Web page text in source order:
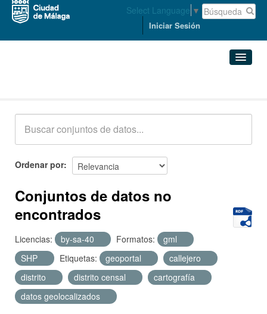
Select Language ▼
Iniciar Sesión
Acerca de
Ordenar por
Conjuntos de datos no
encontrados
Licencias: by-sa-40 Formatos:
gml
SHP
Etiquetas: geoportal
callejero
distrito
distrito censal
cartografía
datos geolocalizados